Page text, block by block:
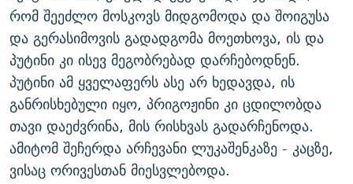
რომ შეეძლო მოსკოვს მიდგომოდა და შოიგუსა
და გერასიმოვის გადადგომა მოეთხოვა, ის და
პუტინი კი ისევ მეგობრებად დარჩებოდნენ.
პუტინი ამ ყველაფერს ასე არ ხედავდა, ის
განრისხებული იყო, პრიგოჟინი კი ცდილობდა
თავი დაეძვრინა, მის რისხვას გადარჩენოდა.
ამიტომ შეჩერდა არჩევანი ლუკაშენკაზე - კაცზე,
ვისაც ორივესთან მიესვლებოდა.